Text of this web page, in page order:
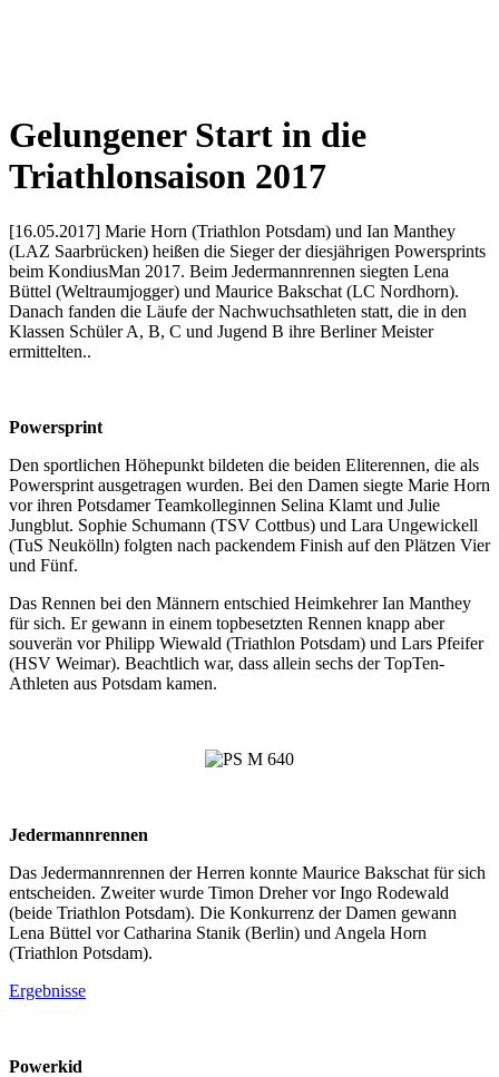
Gelungener Start in die
Triathlonsaison 2017
[16.05.2017] Marie Horn (Triathlon Potsdam) und Ian Manthey
(LAZ Saarbrücken) heißen die Sieger der diesjährigen Powersprints
beim KondiusMan 2017. Beim Jedermannrennen siegten Lena
Büttel (Weltraumjogger) und Maurice Bakschat (LC Nordhorn).
Danach fanden die Läufe der Nachwuchsathleten statt, die in den
Klassen Schüler A, B, C und Jugend B ihre Berliner Meister
ermittelten..
Powersprint
Den sportlichen Höhepunkt bildeten die beiden Eliterennen, die als
Powersprint ausgetragen wurden. Bei den Damen siegte Marie Horn
vor ihren Potsdamer Teamkolleginnen Selina Klamt und Julie
Jungblut. Sophie Schumann (TSV Cottbus) und Lara Ungewickell
(TuS Neukölln) folgten nach packendem Finish auf den Plätzen Vier
und Fünf.
Das Rennen bei den Männern entschied Heimkehrer Ian Manthey
für sich. Er gewann in einem topbesetzten Rennen knapp aber
souverän vor Philipp Wiewald (Triathlon Potsdam) und Lars Pfeifer
(HSV Weimar). Beachtlich war, dass allein sechs der TopTen-
Athleten aus Potsdam kamen.
Jedermannrennen
Das Jedermannrennen der Herren konnte Maurice Bakschat für sich
entscheiden. Zweiter wurde Timon Dreher vor Ingo Rodewald
(beide Triathlon Potsdam). Die Konkurrenz der Damen gewann
Lena Büttel vor Catharina Stanik (Berlin) und Angela Horn
(Triathlon Potsdam).
Ergebnisse
Powerkid